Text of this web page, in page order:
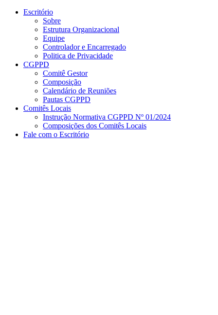
Conteúdo principal
Escritório
Sobre
Estrutura Organizacional
Equipe
Controlador e Encarregado
Politica de Privacidade
CGPPD
Comitê Gestor
Composição
Calendário de Reuniões
Pautas CGPPD
Comitês Locais
Instrução Normativa CGPPD Nº 01/2024
Composições dos Comitês Locais
Fale com o Escritório